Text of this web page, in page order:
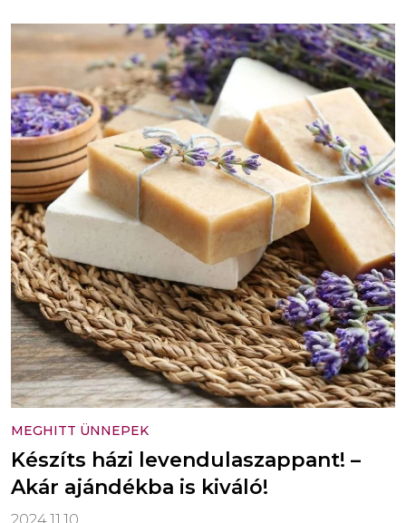
MEGHITT ÜNNEPEK
Készíts házi levendulaszappant! –
Akár ajándékba is kiváló!